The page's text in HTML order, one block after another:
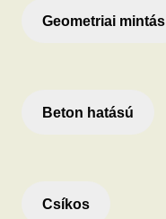
Geometriai mintás
Beton hatású
Csíkos